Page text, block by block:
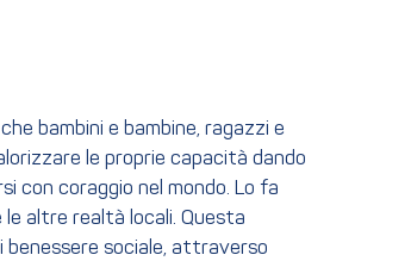
bambini e bambine, ragazzi e
le proprie capacità dando
con coraggio nel mondo. Lo fa
altre realtà locali. Questa
benessere sociale, attraverso